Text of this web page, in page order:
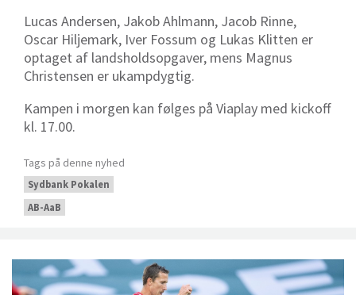
Lucas Andersen, Jakob Ahlmann, Jacob Rinne,
Oscar Hiljemark, Iver Fossum og Lukas Klitten er
optaget af landsholdsopgaver, mens Magnus
Christensen er ukampdygtig.
Kampen i morgen kan følges på Viaplay med kickoff
kl. 17.00.
Tags på denne nyhed
Sydbank Pokalen
AB-AaB